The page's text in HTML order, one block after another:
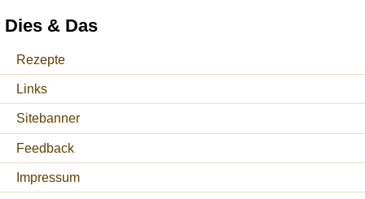
Dies & Das
Rezepte
Links
Sitebanner
Feedback
Impressum